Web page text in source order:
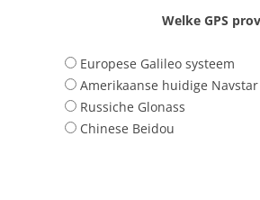
Welke GPS
Europese Galileo systeem
Amerikaanse huidige Navstar
Russiche Glonass
Chinese Beidou